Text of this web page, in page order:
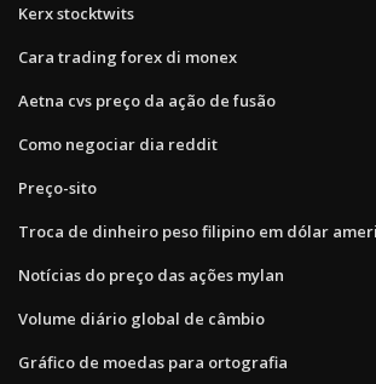
Kerx stocktwits
Cara trading forex di monex
Aetna cvs preço da ação de fusão
Como negociar dia reddit
Preço-sito
Troca de dinheiro peso filipino em dólar
Notícias do preço das ações mylan
Volume diário global de câmbio
Gráfico de moedas para ortografia